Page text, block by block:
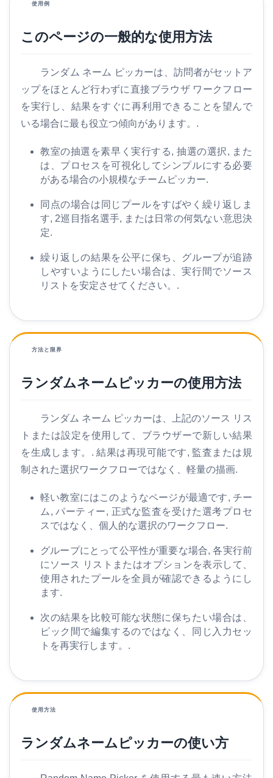
も
使用例
このページの一般的な使用方法
ランダム ネーム ピッカーは、訪問者がセットア
ップをほとんど行わずに直接ブラウザ ワークフロー
を実行し、結果をすぐに再利用できることを望んで
いる場合に最も役立つ傾向があります。.
教室の抽選を素早く実行する, 抽選の選択, また
は、プロセスを可視化してシンプルにする必要
がある場合の小規模なチームピッカー.
同点の場合は同じプールをすばやく繰り返しま
す, 2巡目指名選手, または日常の何気ない意思決
定.
繰り返しの結果を公平に保ち、グループが追跡
しやすいようにしたい場合は、実行間でソース
リストを安定させてください。.
方法と限界
ランダムネームピッカーの使用方法
ランダム ネーム ピッカーは、上記のソース リス
トまたは設定を使用して、ブラウザーで新しい結果
を生成します。. 結果は再現可能です, 監査または規
制された選択ワークフローではなく、軽量の描画.
軽い教室にはこのようなページが最適です, チー
ム, パーティー, 正式な監査を受けた選考プロセ
スではなく、個人的な選択のワークフロー.
グループにとって公平性が重要な場合, 各実行前
にソース リストまたはオプションを表示して、
使用されたプールを全員が確認できるようにし
ます.
次の結果を比較可能な状態に保ちたい場合は、
ピック間で編集するのではなく、同じ入力セッ
トを再実行します。.
使用方法
ランダムネームピッカーの使い方